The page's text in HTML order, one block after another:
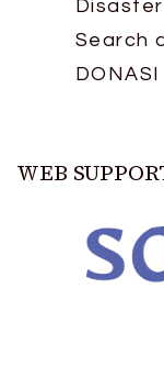
Search
DONASI
WEB